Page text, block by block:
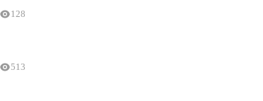
128
513